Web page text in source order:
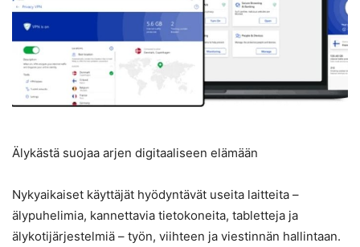
Älykästä suojaa arjen digitaaliseen elämään
Nykyaikaiset käyttäjät hyödyntävät useita laitteita –
älypuhelimia, kannettavia tietokoneita, tabletteja ja
älykotijärjestelmiä – työn, viihteen ja viestinnän hallintaan.